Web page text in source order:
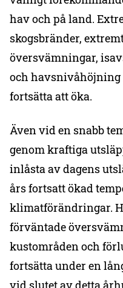
hav och på land.
skogsbränder,
översvämningar,
och havsnivåhöjning
fortsätta att öka.
Även vid en snabb
genom kraftiga
inlåsta av dagens
års fortsatt ökad
klimatförändringar.
förväntade
kustområden och
fortsätta under en
vid slutet av detta